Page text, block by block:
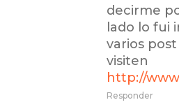
decirme
lado lo fui
varios
visiten
http://
Responder